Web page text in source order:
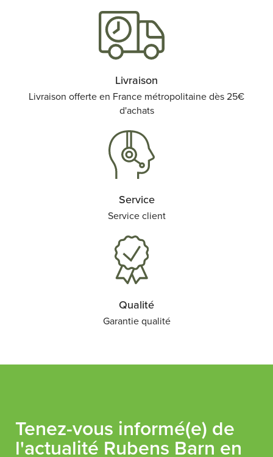
Livraison
Livraison offerte en France métropolitaine dès 25€
d'achats
Service
Service client
Qualité
Garantie qualité
Tenez-vous informé(e) de
l'actualité Rubens Barn en